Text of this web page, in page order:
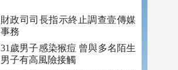
財政司司長指示終止調查壹傳媒
事務
31歲男子感染猴痘 曾與多名陌生
男子有高風險接觸